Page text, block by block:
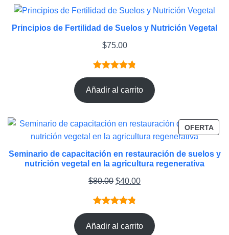
Principios de Fertilidad de Suelos y Nutrición Vegetal
$75.00
Valorado
con4.86de
5 en base
7
valoracione
s de
clientes
Añadir al carrito
OFERTA
EN
Seminario de capacitación en restauración de suelos y
nutrición vegetal en la agricultura regenerativa
$80.00 El
original
$80.00.
$40.00El
es:
$40.00.
Valorado
con4.83
6
Añadir al carrito